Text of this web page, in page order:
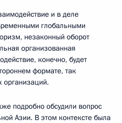
и в деле
глобальными
незаконный оборот
организованная
конечно, будет
формате, так
организаций.
подробно обсудили вопрос
Азии. В этом контексте была